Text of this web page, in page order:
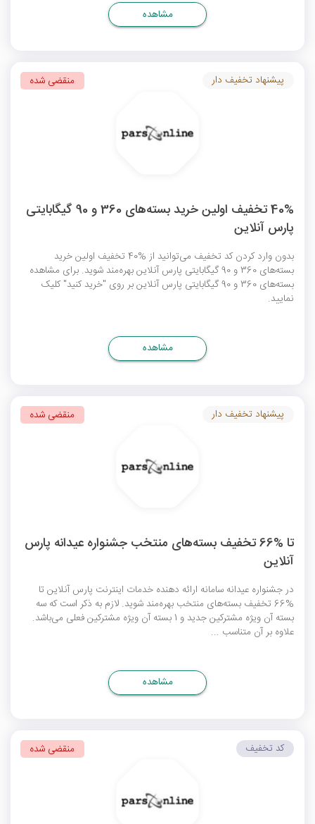
مشاهده
40% تخفیف اولین خرید بسته‌های 360 و 90 گیگابایتی
پارس آنلاین
بدون وارد کردن کد تخفیف می‌توانید از %40 تخفیف اولین خرید
بسته‌های 360 و 90 گیگابایتی پارس آنلاین بهره‌مند شوید. برای مشاهده
بسته‌های 360 و 90 گیگابایتی پارس آنلاین بر روی "خرید کنید" کلیک
نمایید.
پیشنهاد تخفیف دار منقضی شده
مشاهده
تا %66 تخفیف بسته‌های منتخب جشنواره عیدانه پارس
آنلاین
در جشنواره عیدانه سامانه ارائه دهنده خدمات اینترنت پارس آنلاین تا
%66 تخفیف بسته‌های منتخب بهره‌مند شوید. لازم به ذکر است که سه
بسته آن ویژه مشترکین جدید و 1 بسته آن ویژه مشترکین فعلی می‌باشد.
علاوه بر آن متناسب ...
پیشنهاد تخفیف دار منقضی شده
مشاهده
کد تخفیف منقضی شده